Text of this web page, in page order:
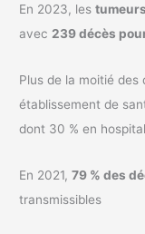
En 2023, lestumeurs
avec 239 décès
Plus de la moitié des
établissement de
dont 30 % en
En 2021,79 % des
transmissibles